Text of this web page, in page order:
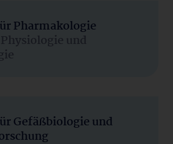
Pharmakologie
und
Gefäßbiologie und